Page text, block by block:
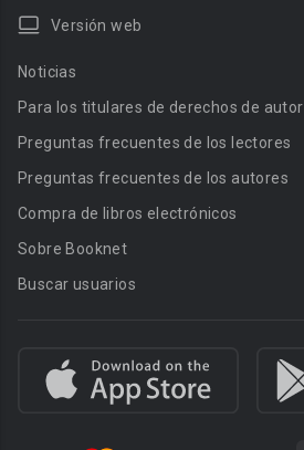
Versión web
Noticias
Para los titulares de derechos de autor
Preguntas frecuentes de los lectores
Preguntas frecuentes de los autores
Compra de libros electrónicos
Sobre Booknet
Buscar usuarios